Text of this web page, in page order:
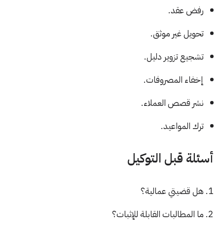
رفض عقد.
تحويل غير موثق.
تشجيع تزوير دليل.
إخفاء المصروفات.
نشر قصص العملاء.
ترك المواعيد.
أسئلة قبل التوكيل
هل قضيتي عمالية؟
ما المطالبات القابلة للإثبات؟